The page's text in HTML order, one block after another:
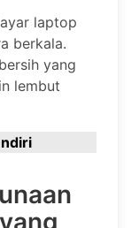
laptop
berkala.
yang
lembut